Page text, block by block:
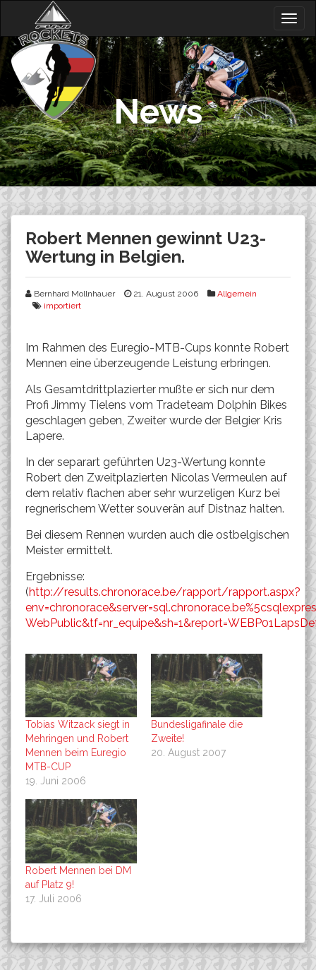
content
News
Robert Mennen gewinnt U23-
Wertung in Belgien.
Bernhard Mollnhauer 21. August 2006
Allgemein
importiert
Im Rahmen des Euregio-MTB-Cups konnte Robert
Mennen eine überzeugende Leistung erbringen.
Als Gesamtdrittplazierter mußte er sich nur dem
Profi Jimmy Tielens vom Tradeteam Dolphin Bikes
geschlagen geben, Zweiter wurde der Belgier Kris
Lapere.
In der separart geführten U23-Wertung konnte
Robert den Zweitplazierten Nicolas Vermeulen auf
dem relativ flachen aber sehr wurzeligen Kurz bei
regnerischem Wetter souverän auf Distnaz halten.
Bei diesem Rennen wurden auch die ostbelgischen
Meister ermittelt.
Ergebnisse:
(http://results.chronorace.be/rapport/rapport.aspx?
Tobias Witzack siegt in
Mehringen und Robert
Mennen beim Euregio
MTB-CUP
19. Juni 2006
Bundesligafinale die
Zweite!
20. August 2007
Robert Mennen bei DM
auf Platz 9!
17. Juli 2006